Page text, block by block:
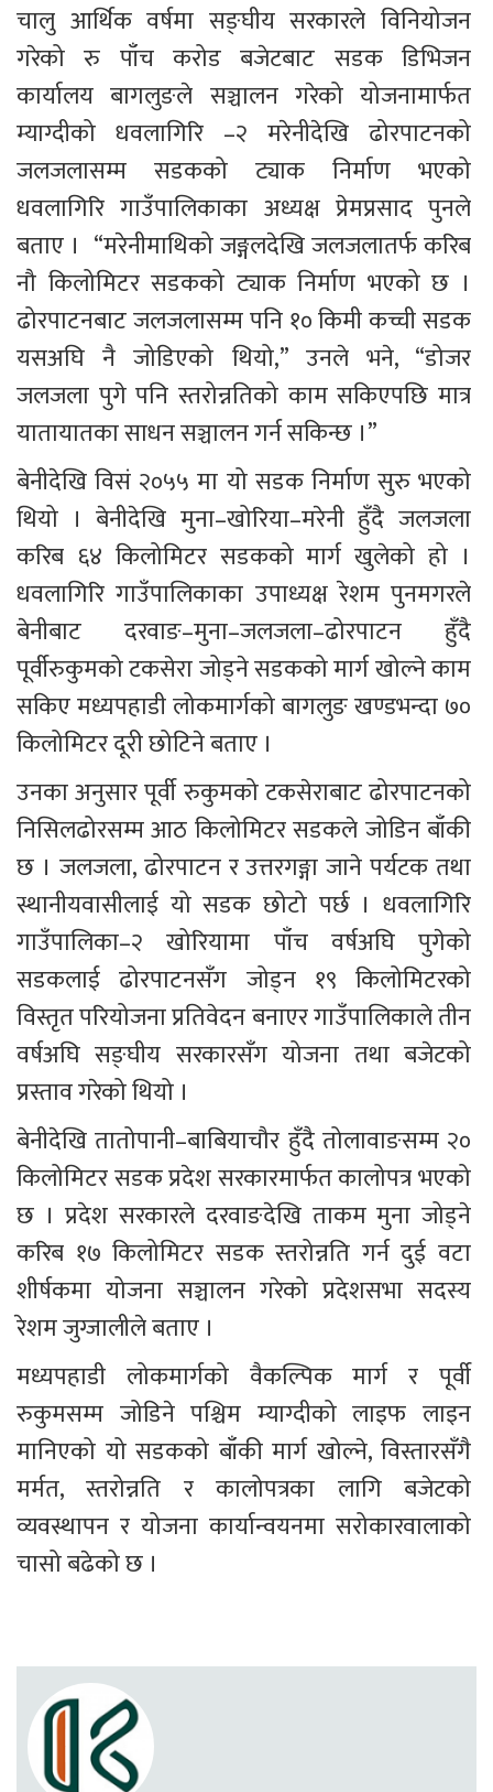
चालु आर्थिक वर्षमा सङ्घीय सरकारले विनियोजन
गरेको रु पाँच करोड बजेटबाट सडक डिभिजन
कार्यालय बागलुङले सञ्चालन गरेको योजनामार्फत
म्याग्दीको धवलागिरि –२ मरेनीदेखि ढोरपाटनको
जलजलासम्म सडकको ट्याक निर्माण भएको
धवलागिरि गाउँपालिकाका अध्यक्ष प्रेमप्रसाद पुनले
बताए ।  “मरेनीमाथिको जङ्गलदेखि जलजलातर्फ करिब
नौ किलोमिटर सडकको ट्याक निर्माण भएको छ ।
ढोरपाटनबाट जलजलासम्म पनि १० किमी कच्ची सडक
यसअघि नै जोडिएको थियो,” उनले भने, “डोजर
जलजला पुगे पनि स्तरोन्नतिको काम सकिएपछि मात्र
यातायातका साधन सञ्चालन गर्न सकिन्छ ।”
बेनीदेखि विसं २०५५ मा यो सडक निर्माण सुरु भएको
थियो । बेनीदेखि मुना–खोरिया–मरेनी हुँदै जलजला
करिब ६४ किलोमिटर सडकको मार्ग खुलेको हो ।
धवलागिरि गाउँपालिकाका उपाध्यक्ष रेशम पुनमगरले
बेनीबाट दरवाङ–मुना–जलजला–ढोरपाटन हुँदै
पूर्वीरुकुमको टकसेरा जोड्ने सडकको मार्ग खोल्ने काम
सकिए मध्यपहाडी लोकमार्गको बागलुङ खण्डभन्दा ७०
किलोमिटर दूरी छोटिने बताए ।
उनका अनुसार पूर्वी रुकुमको टकसेराबाट ढोरपाटनको
निसिलढोरसम्म आठ किलोमिटर सडकले जोडिन बाँकी
छ । जलजला, ढोरपाटन र उत्तरगङ्गा जाने पर्यटक तथा
स्थानीयवासीलाई यो सडक छोटो पर्छ । धवलागिरि
गाउँपालिका–२ खोरियामा पाँच वर्षअघि पुगेको
सडकलाई ढोरपाटनसँग जोड्न १९ किलोमिटरको
विस्तृत परियोजना प्रतिवेदन बनाएर गाउँपालिकाले तीन
वर्षअघि सङ्घीय सरकारसँग योजना तथा बजेटको
प्रस्ताव गरेको थियो ।
बेनीदेखि तातोपानी–बाबियाचौर हुँदै तोलावाङसम्म २०
किलोमिटर सडक प्रदेश सरकारमार्फत कालोपत्र भएको
छ । प्रदेश सरकारले दरवाङदेखि ताकम मुना जोड्ने
करिब १७ किलोमिटर सडक स्तरोन्नति गर्न दुई वटा
शीर्षकमा योजना सञ्चालन गरेको प्रदेशसभा सदस्य
रेशम जुग्जालीले बताए ।
मध्यपहाडी लोकमार्गको वैकल्पिक मार्ग र पूर्वी
रुकुमसम्म जोडिने पश्चिम म्याग्दीको लाइफ लाइन
मानिएको यो सडकको बाँकी मार्ग खोल्ने, विस्तारसँगै
मर्मत, स्तरोन्नति र कालोपत्रका लागि बजेटको
व्यवस्थापन र योजना कार्यान्वयनमा सरोकारवालाको
चासो बढेको छ ।